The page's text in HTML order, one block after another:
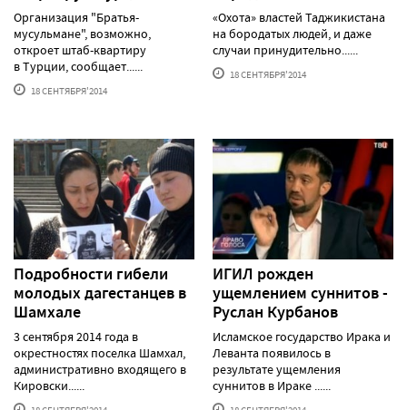
Организация "Братья-
мусульмане", возможно,
откроет штаб-квартиру
в Турции, сообщает......
18 СЕНТЯБРЯ'2014
«Охота» властей Таджикистана
на бородатых людей, и даже
случаи принудительно......
18 СЕНТЯБРЯ'2014
Подробности гибели
молодых дагестанцев в
Шамхале
3 сентября 2014 года в
окрестностях поселка Шамхал,
административно входящего в
Кировски......
ИГИЛ рожден
ущемлением суннитов -
Руслан Курбанов
Исламское государство Ирака и
Леванта появилось в
результате ущемления
суннитов в Ираке ......